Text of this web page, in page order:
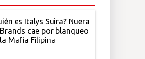
es Italys Suira? Nuera
cae por blanqueo
Mafia Filipina